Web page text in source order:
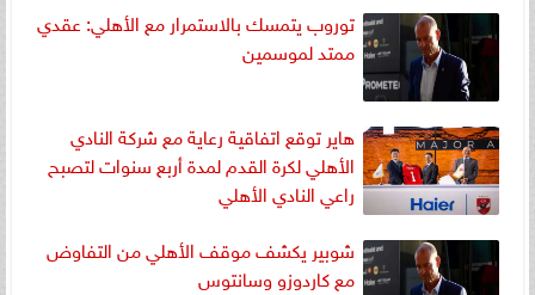
توروب يتمسك بالاستمرار مع الأهلي: عقدي
ممتد لموسمين
هاير توقع اتفاقية رعاية مع شركة النادي
الأهلي لكرة القدم لمدة أربع سنوات لتصبح
راعي النادي الأهلي
شوبير يكشف موقف الأهلي من التفاوض
مع كاردوزو وسانتوس